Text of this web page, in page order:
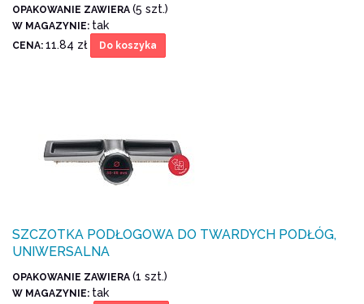
OPAKOWANIE ZAWIERA (5 szt.)
W MAGAZYNIE: tak
CENA: 11.84 zł Do koszyka
SZCZOTKA PODŁOGOWA DO TWARDYCH PODŁÓG,
UNIWERSALNA
OPAKOWANIE ZAWIERA (1 szt.)
W MAGAZYNIE: tak